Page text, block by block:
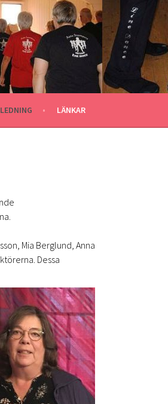
LÄNKAR
Mia Berglund, Anna
Dessa